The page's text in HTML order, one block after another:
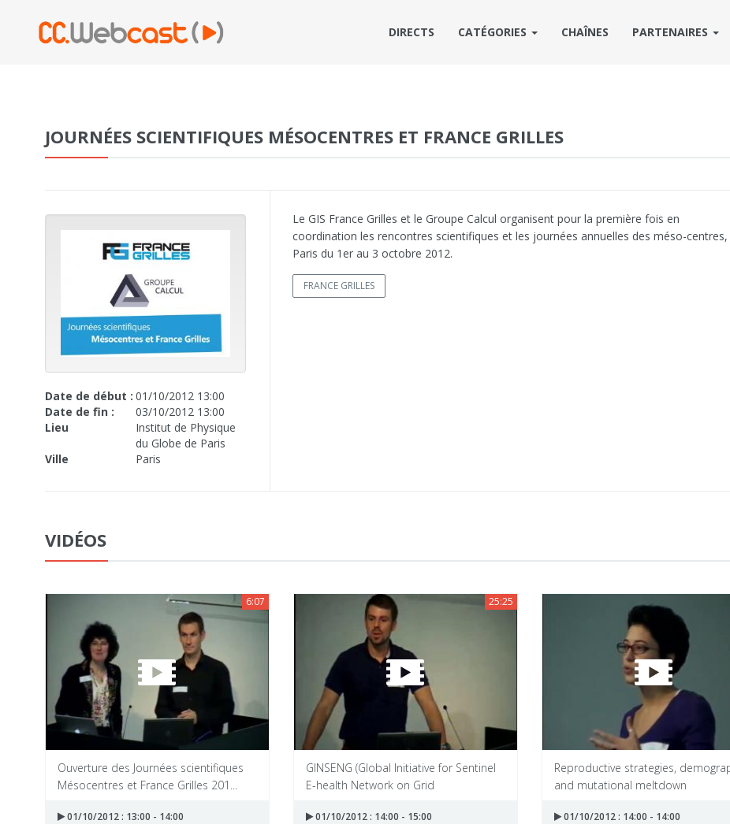
DIRECTS CATÉGORIES CHAÎNES PARTENAIRES
JOURNÉES SCIENTIFIQUES MÉSOCENTRES ET FRANCE GRILLES
Date de début : 01/10/2012 13:00
Date de fin :
03/10/2012 13:00
Lieu
Institut de Physique
du Globe de Paris
Ville
Paris
Le GIS France Grilles et le Groupe Calcul organisent pour la première fois en
coordination les rencontres scientifiques et les journées annuelles des méso-centres,
Paris du 1er au 3 octobre 2012.
FRANCE GRILLES
VIDÉOS
6:07
Ouverture des Journées scientifiques
Mésocentres et France Grilles 201...
01/10/2012 : 13:00 - 14:00
25:25
GINSENG (Global Initiative for Sentinel
E-health Network on Grid
01/10/2012 : 14:00 - 15:00
Reproductive strategies,
and mutational meltdown
01/10/2012 : 14:00 - 14:00